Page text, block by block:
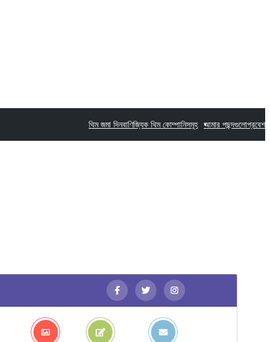
থিম জমা দিনবাণিজ্যিক থিম কোম্পানিসমূহ আমার পছন্দগুলোপ্রবেশ
Version
2.4
সর্বশেষ হালনাগাদ
মে 29, 2026
সক্রিয় ইনস্টলেশনসমূহ